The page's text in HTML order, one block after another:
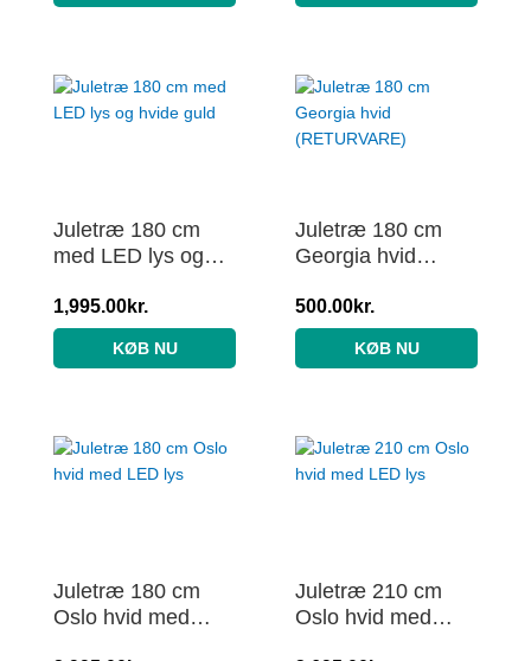
Juletræ 180 cm
med LED lys og
1,995.00kr.
KØB NU
Juletræ 180 cm
Georgia hvid
500.00kr.
KØB NU
Juletræ 180 cm
Oslo hvid med
Juletræ 210 cm
Oslo hvid med